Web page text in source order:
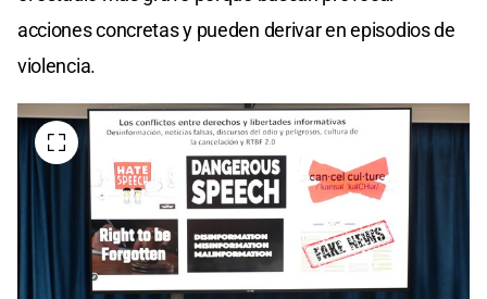
acciones concretas y pueden derivar en episodios de
violencia.